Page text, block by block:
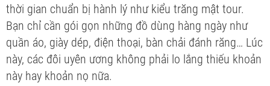
thời gian chuẩn bị hành lý như kiểu trăng mật tour.
Bạn chỉ cần gói gọn những đồ dùng hàng ngày như
quần áo, giày dép, điện thoại, bàn chải đánh răng… Lúc
này, các đôi uyên ương không phải lo lắng thiếu khoản
này hay khoản nọ nữa.